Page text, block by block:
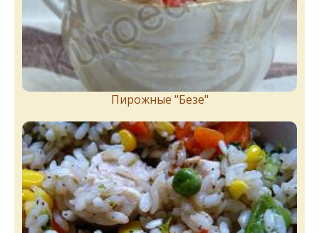
Пирожныe "Бeзe"